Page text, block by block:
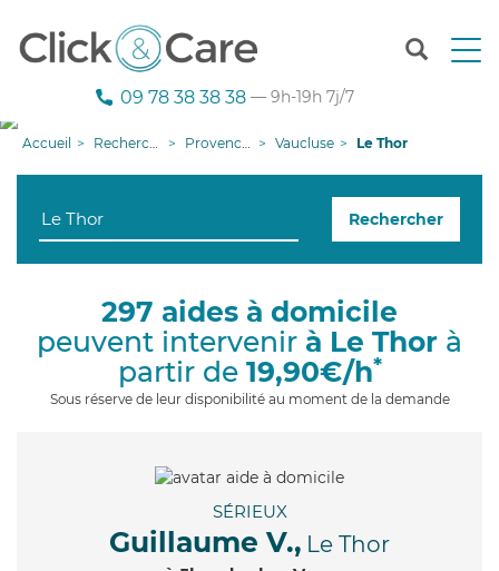
T
n
g
09 78 38 38 38 — 9h-19h 7j/7
Accueil Recherche aide à domicile Provence-Alpes-Côte d'Azur Vaucluse Le Thor
Rechercher
297 aides à domicile
peuvent intervenir à Le Thor à
partir de 19,90€/h*
Sous réserve de leur disponibilité au moment de la demande
SÉRIEUX
Guillaume V., Le Thor